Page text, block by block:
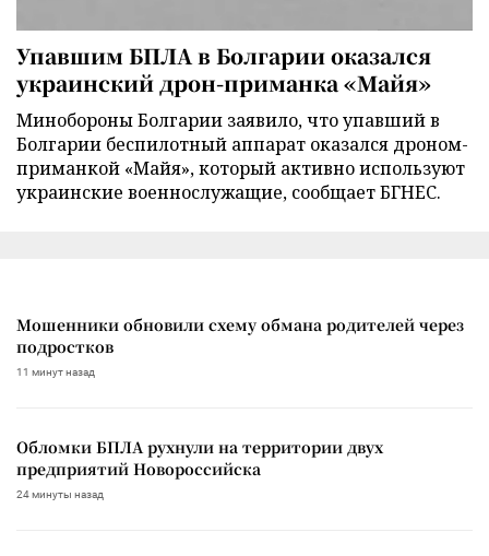
Упавшим БПЛА в Болгарии оказался
украинский дрон-приманка «Майя»
Минобороны Болгарии заявило, что упавший в
Болгарии беспилотный аппарат оказался дроном-
приманкой «Майя», который активно используют
украинские военнослужащие, сообщает БГНЕС.
Мошенники обновили схему обмана родителей через
подростков
11 минут назад
Обломки БПЛА рухнули на территории двух
предприятий Новороссийска
24 минуты назад